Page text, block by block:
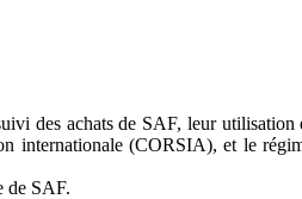
des achats de SAF, leur utilisation
internationale (CORSIA), et le
de SAF.